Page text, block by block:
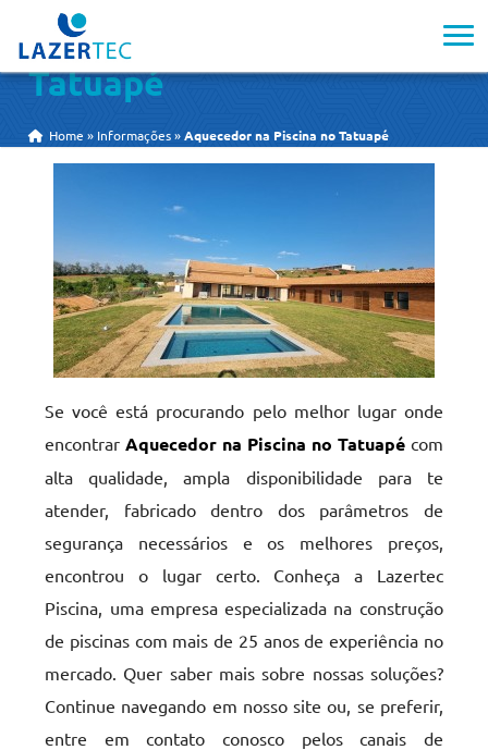
Aquecedor na Piscina no
Tatuapé
Home » Informações »Aquecedor na Piscina no Tatuapé
Se você está procurando pelo melhor lugar onde
encontrarAquecedor na Piscina no Tatuapécom
alta qualidade, ampla disponibilidade para te
atender, fabricado dentro dos parâmetros de
segurança necessários e os melhores preços,
encontrou o lugar certo. Conheça a Lazertec
Piscina, uma empresa especializada na construção
de piscinas com mais de 25 anos de experiência no
mercado. Quer saber mais sobre nossas soluções?
Continue navegando em nosso site ou, se preferir,
entre em contato conosco pelos canais de